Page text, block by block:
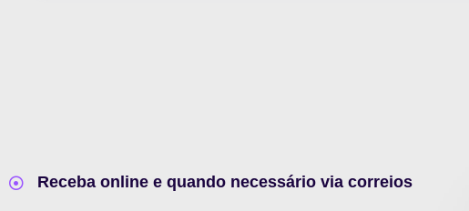
Receba online e quando necessário via correios